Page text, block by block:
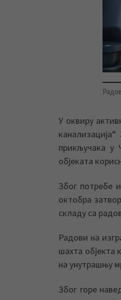
У оквиру
прикључака у
објеката
Због потребе
октобра
складу са
Радови на
шахта објекта
на унутрашњу
Због горе